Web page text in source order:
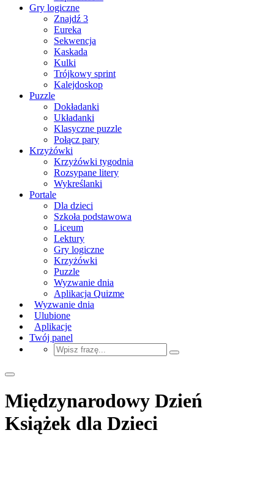
Gry logiczne
Znajdź 3
Eureka
Sekwencja
Kaskada
Kulki
Trójkowy sprint
Kalejdoskop
Puzzle
Dokładanki
Układanki
Klasyczne puzzle
Połącz pary
Krzyżówki
Krzyżówki tygodnia
Rozsypane litery
Wykreślanki
Portale
Dla dzieci
Szkoła podstawowa
Liceum
Lektury
Gry logiczne
Krzyżówki
Puzzle
Wyzwanie dnia
Aplikacja Quizme
Wyzwanie dnia
Ulubione
Aplikacje
Twój panel
Międzynarodowy Dzień
Książek dla Dzieci